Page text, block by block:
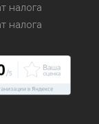
налога
налога